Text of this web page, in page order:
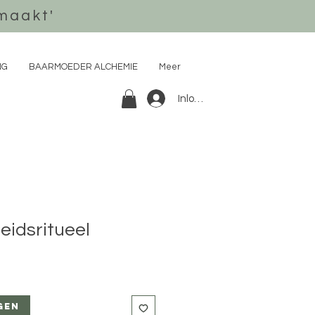
BAARMOEDER ALCHEMIE Meer
Inloggen